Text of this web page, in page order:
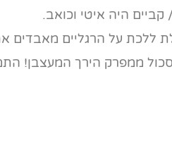
היה איטי וכואב.
ללכת על הרגליים
ממפרק הירך המעצבן!